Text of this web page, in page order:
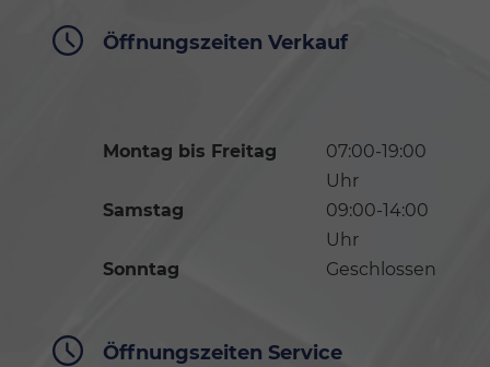
Öffnungszeiten Verkauf
Montag bis Freitag
07:00-19:00
Uhr
Samstag
09:00-14:00
Uhr
Sonntag
Geschlossen
Öffnungszeiten Service